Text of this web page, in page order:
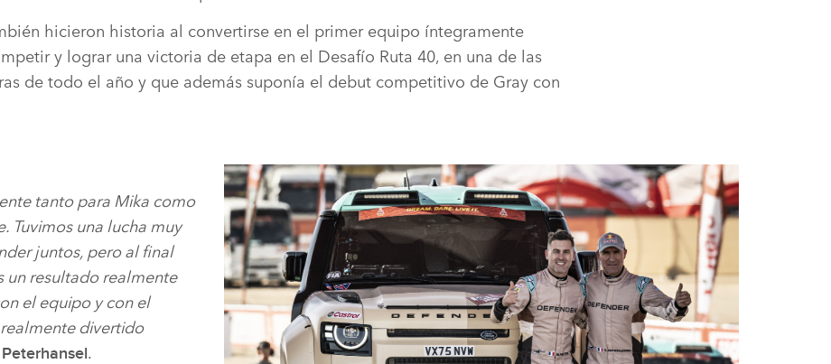
hicieron historia al convertirse en el primer equipo íntegramente
y lograr una victoria de etapa en el Desafío Ruta 40, en una de las
de todo el año y que además suponía el debut competitivo de Gray con
tanto para Mika como
Tuvimos una lucha muy
juntos, pero al final
un resultado realmente
el equipo y con el
divertido
.